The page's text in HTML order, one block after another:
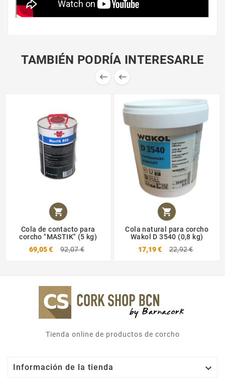
TAMBIÉN PODRÍA INTERESARLE
 

Cola de contacto para
corcho "MASTIK" (5 kg)
69,05 €
92,07 €

Cola natural para corcho
Wakol D 3540 (0,8 kg)
17,19 €
22,92 €
Tienda online de productos de corcho
Información de la tienda 